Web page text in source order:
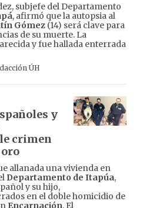
subjefe del Departamento
, afirmó que la autopsia al
Gómez (14) será clave para
de su muerte. La
y fue hallada enterrada
ÚH
y
crimen
allanada una vivienda en
Departamento de Itapúa,
y su hijo,
en el doble homicidio de
Encarnación. El